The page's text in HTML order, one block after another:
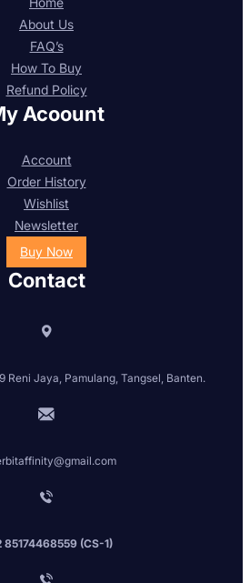
About Us
FAQ’s
How To Buy
Refund Policy
Acoount
Account
Order History
Wishlist
Newsletter
Buy Now
Contact
Reni Jaya, Pamulang, Tangsel, Banten.
85174468559 (CS-1)